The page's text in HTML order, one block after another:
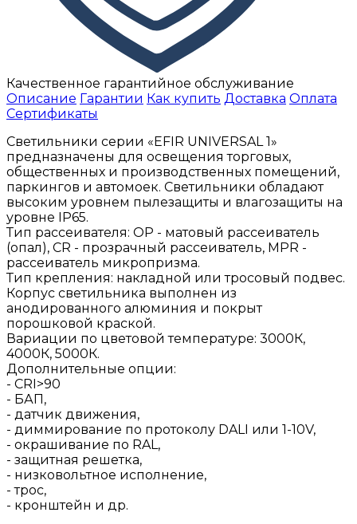
Качественное гарантийное обслуживание
Описание Гарантии Как купить Доставка Оплата
Сертификаты
Светильники серии «EFIR UNIVERSAL 1»
предназначены для освещения торговых,
общественных и производственных помещений,
паркингов и автомоек. Светильники обладают
высоким уровнем пылезащиты и влагозащиты на
уровне IP65.
Тип рассеивателя: ОР - матовый рассеиватель
(опал), CR - прозрачный рассеиватель, MPR -
рассеиватель микропризма.
Тип крепления: накладной или тросовый подвес.
Корпус светильника выполнен из
анодированного алюминия и покрыт
порошковой краской.
Вариации по цветовой температуре: 3000К,
4000К, 5000К.
Дополнительные опции:
- CRI>90
- БАП,
- датчик движения,
- диммирование по протоколу DALI или 1-10V,
- окрашивание по RAL,
- защитная решетка,
- низковольтное исполнение,
- трос,
- кронштейн и др.